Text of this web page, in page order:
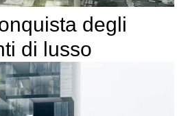
degli
di lusso